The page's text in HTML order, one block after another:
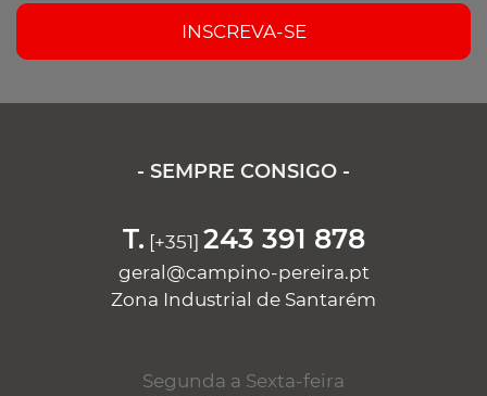
INSCREVA-SE
- SEMPRE CONSIGO -
T. [+351] 243 391 878
geral@campino-pereira.pt
Zona Industrial de Santarém
Segunda a Sexta-feira